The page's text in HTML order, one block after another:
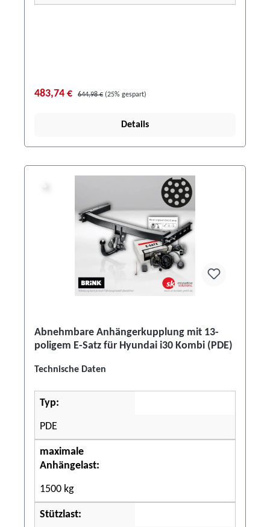
483,74 € 644,98 € (25% gespart)
Details
Abnehmbare Anhängerkupplung mit 13-
poligem E-Satz für Hyundai i30 Kombi (PDE)
Technische Daten
Typ:
PDE
maximale
Anhängelast:
1500 kg
Stützlast: